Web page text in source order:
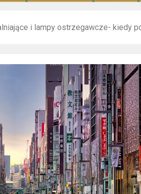
i lampy ostrzegawcze- kiedy